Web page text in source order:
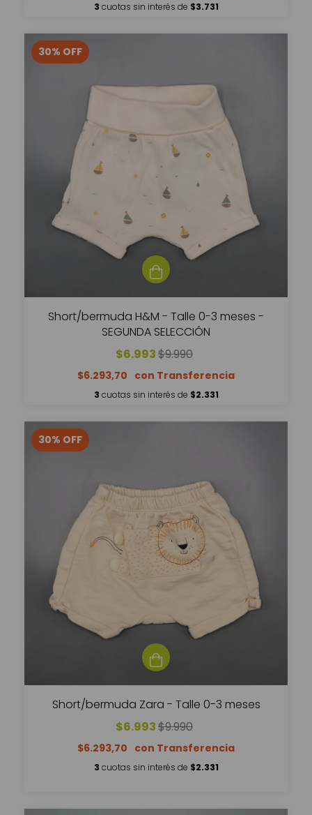
3 cuotas sin interés de $3.731
30% OFF
Short/bermuda H&M - Talle 0-3 meses -
SEGUNDA SELECCIÓN
$6.993$9.990
$6.293,70
3 cuotas sin interés de $2.331
30% OFF
Short/bermuda Zara - Talle 0-3 meses
$6.993$9.990
$6.293,70
3 cuotas sin interés de $2.331